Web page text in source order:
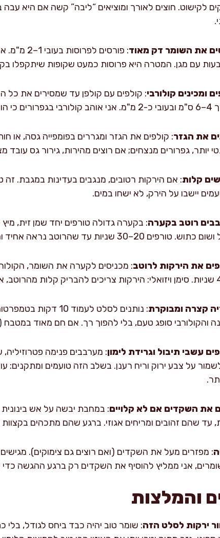
לקישוט. חוצים לאורך ומוציאים “ליבה” קשה אם היא
את השומר דק מאוד
: פורסים
עם מגן. המטרה היא פרוסות כמעט שקופות שיתקפלו
ומכינים קולורבי: קולפים עם קולפן עד שמסירים את כל
אחרי תיבול.
את הגזר: קולפים את הגזר ומגררים בפומפייה גסה, או
יותר, גפרורים מנצחים; אם רוצים מהירות, גירור גס עובד
קלות: אם הירקות רטובים, מנגבים בעדינות במגבת.
יישבו על הירק, לא ישחו במים.
רוטב בקערה: בקערה גדולה טורפים יחד שמן זית, מיץ
20–30 שניות עד שהרוטב נראה אחיד ומעט סמיך, בלי “עיניים” של שמן צף.
את הירקות לרוטב: מכניסים לקערה את השומר,
קצרה ומבוקרת
: נותנים לסלט
סופג טעם, בלי להפוך רך. אם חם מאוד במטבח (מעל 26 מעלות), מעבירים למקרר ל-
עשבי תיבול וגרידת לימון: מערבבים פנימה
את השקדים אם לא קלויים
עד שהם זהובים ומריחים אגוזי. ברגע שהם מתכהים
אני ממליץ להוסיף את השקדים רק ברגע ההגשה כדי
והמלצות
ירקות לסלט הזה: שומר טוב יהיה כבד ביחס לגודל, בלי